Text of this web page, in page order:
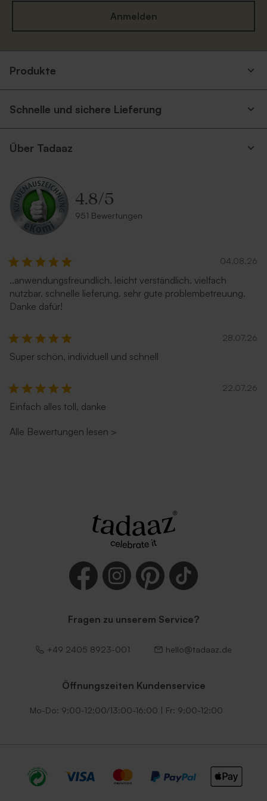
Weißer quadratischer
Umschlag
Umschlag mit buntem
Konfetti
aus Recyclingpapier
Umschlag mit spitzer Klappe Magentafarbiger
Quadratischer Umschlag
Roter quadratischer
Anmelden
Produkte
Schnelle und sichere Lieferung
Über Tadaaz
4.8/5
951 Bewertungen
04.08.26
..anwendungsfreundlich. leicht verständlich. vielfach
nutzbar. schnelle lieferung. sehr gute problembetreuung.
Danke dafür!
28.07.26
Super schön, individuell und schnell
22.07.26
Einfach alles toll, danke
Alle Bewertungen lesen >
Fragen zu unserem Service?
+49 2405 8923-001 hello@tadaaz.de
Öffnungszeiten Kundenservice
Mo-Do: 9:00-12:00/13:00-16:00 | Fr: 9:00-12:00